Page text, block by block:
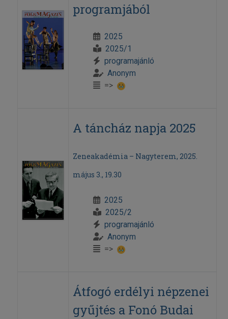
programjából
2025
2025/1
programajánló
Anonym
=>
A táncház napja 2025
Zeneakadémia – Nagyterem, 2025.
május 3., 19.30
2025
2025/2
programajánló
Anonym
=>
Átfogó erdélyi népzenei
gyűjtés a Fonó Budai